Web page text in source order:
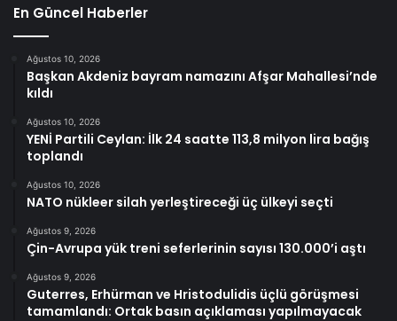
En Güncel Haberler
Ağustos 10, 2026
Başkan Akdeniz bayram namazını Afşar Mahallesi’nde
kıldı
Ağustos 10, 2026
YENİ Partili Ceylan: İlk 24 saatte 113,8 milyon lira bağış
toplandı
Ağustos 10, 2026
NATO nükleer silah yerleştireceği üç ülkeyi seçti
Ağustos 9, 2026
Çin-Avrupa yük treni seferlerinin sayısı 130.000’i aştı
Ağustos 9, 2026
Guterres, Erhürman ve Hristodulidis üçlü görüşmesi
tamamlandı: Ortak basın açıklaması yapılmayacak